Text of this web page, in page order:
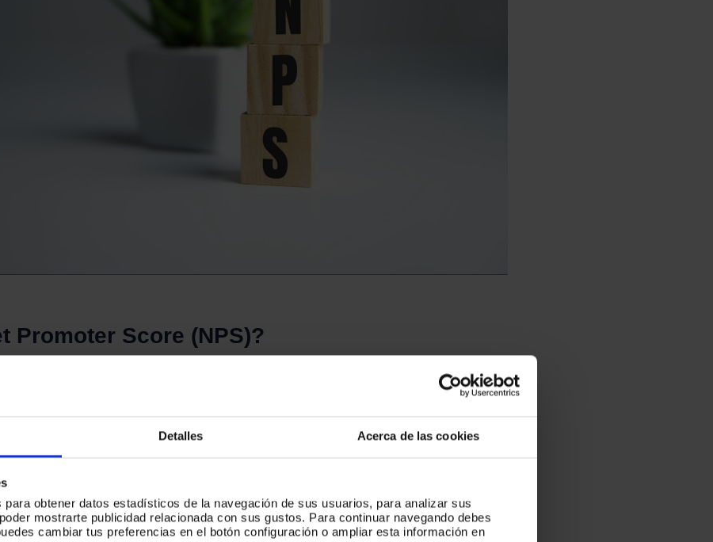
Detalles Acerca de las cookies
obtener datos estadísticos de la navegación de sus usuarios, para analizar sus
mostrarte publicidad relacionada con sus gustos. Para continuar navegando debes
cambiar tus preferencias en el botón configuración o ampliar esta información en
Promoter Score (NPS)?
Score, es un indicador que mide la lealtad de los clientes hacia una
en las respuestas a la pregunta:
recomendarías esta empresa a tus amigos y familiares?”